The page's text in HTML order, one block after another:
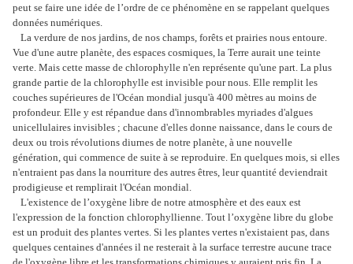
peut se faire une idée de l’ordre de ce phénomène en se rappelant quelques
données numériques.
La verdure de nos jardins, de nos champs, forêts et prairies nous entoure.
Vue d'une autre planète, des espaces cosmiques, la Terre aurait une teinte
verte. Mais cette masse de chlorophylle n'en représente qu'une part. La plus
grande partie de la chlorophylle est invisible pour nous. Elle remplit les
couches supérieures de l'Océan mondial jusqu'à 400 mètres au moins de
profondeur. Elle y est répandue dans d'innombrables myriades d'algues
unicellulaires invisibles ; chacune d'elles donne naissance, dans le cours de
deux ou trois révolutions diurnes de notre planète, à une nouvelle
génération, qui commence de suite à se reproduire. En quelques mois, si elles
n'entraient pas dans la nourriture des autres êtres, leur quantité deviendrait
prodigieuse et remplirait l'Océan mondial.
L'existence de l’oxygène libre de notre atmosphère et des eaux est
l'expression de la fonction chlorophyllienne. Tout l’oxygène libre du globe
est un produit des plantes vertes. Si les plantes vertes n'existaient pas, dans
quelques centaines d'années il ne resterait à la surface terrestre aucune trace